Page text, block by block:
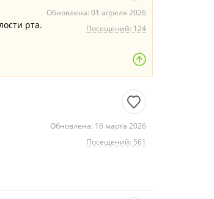
Обновлена: 01 апреля 2026
Посещений: 124
рта.
Обновлена: 16 марта 2026
Посещений: 561